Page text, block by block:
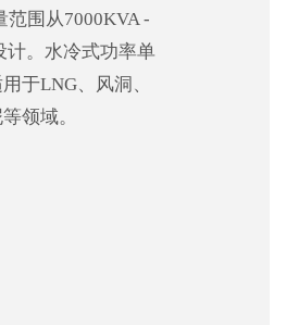
围从7000KVA -
计。水冷式功率单
于LNG、风洞、
领域。